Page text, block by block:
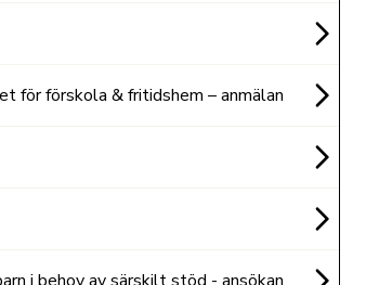
för förskola & fritidshem – anmälan